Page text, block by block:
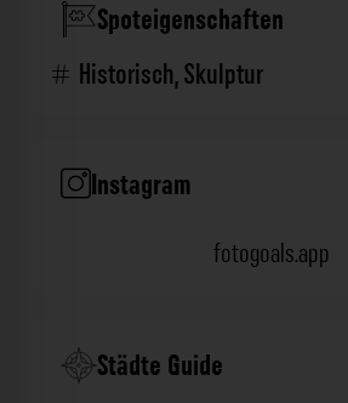
Spoteigenschaften
Historisch,Skulptur
Instagram
fotogoals.app
Städte Guide